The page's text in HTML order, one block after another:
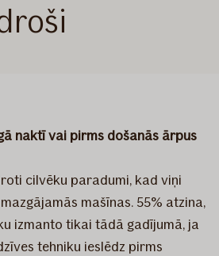
naktī vai pirms došanās ārpus
cilvēku paradumi, kad viņi
mašīnas. 55% atzina,
izmanto tikai tādā gadījumā, ja
tehniku ieslēdz pirms